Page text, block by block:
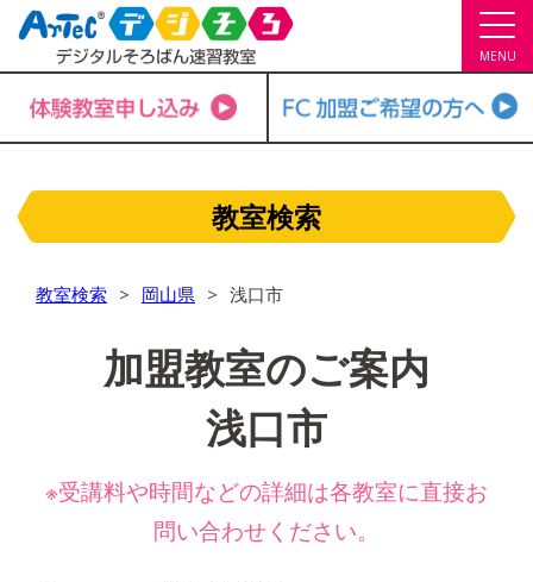
MENU
教室検索
教室検索 岡山県 浅口市
加盟教室のご案内
浅口市
※受講料や時間などの詳細は各教室に直接お
問い合わせください。